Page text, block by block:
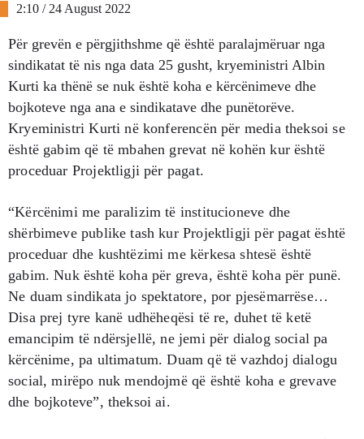
2:10 / 24 August 2022
Për grevën e përgjithshme që është paralajmëruar nga
sindikatat të nis nga data 25 gusht, kryeministri Albin
Kurti ka thënë se nuk është koha e kërcënimeve dhe
bojkoteve nga ana e sindikatave dhe punëtorëve.
Kryeministri Kurti në konferencën për media theksoi se
është gabim që të mbahen grevat në kohën kur është
proceduar Projektligji për pagat.
“Kërcënimi me paralizim të institucioneve dhe
shërbimeve publike tash kur Projektligji për pagat është
proceduar dhe kushtëzimi me kërkesa shtesë është
gabim. Nuk është koha për greva, është koha për punë.
Ne duam sindikata jo spektatore, por pjesëmarrëse…
Disa prej tyre kanë udhëheqësi të re, duhet të ketë
emancipim të ndërsjellë, ne jemi për dialog social pa
kërcënime, pa ultimatum. Duam që të vazhdoj dialogu
social, mirëpo nuk mendojmë që është koha e grevave
dhe bojkoteve”, theksoi ai.